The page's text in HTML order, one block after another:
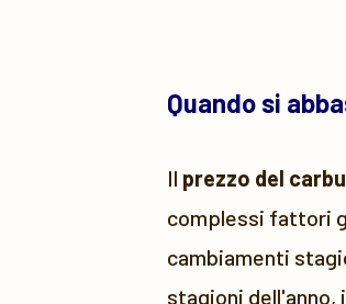
Quando si
Il prezzo del
complessi fattori
cambiamenti
stagioni